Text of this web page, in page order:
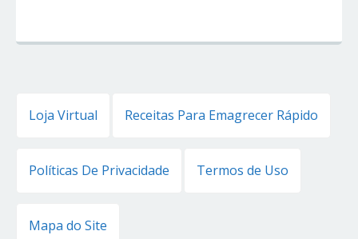
Loja Virtual Receitas Para Emagrecer Rápido
Políticas De Privacidade Termos de Uso
Mapa do Site